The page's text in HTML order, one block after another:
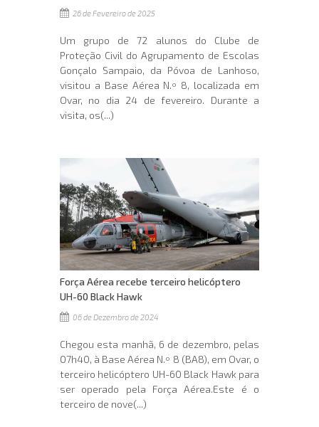
26 de Fevereiro de 2025
Um grupo de 72 alunos do Clube de
Proteção Civil do Agrupamento de Escolas
Gonçalo Sampaio, da Póvoa de Lanhoso,
visitou a Base Aérea N.º 8, localizada em
Ovar, no dia 24 de fevereiro. Durante a
visita, os(...)
Força Aérea recebe terceiro helicóptero
UH-60 Black Hawk
06 de Dezembro de 2024
Chegou esta manhã, 6 de dezembro, pelas
07h40, à Base Aérea N.º 8 (BA8), em Ovar, o
terceiro helicóptero UH-60 Black Hawk para
ser operado pela Força Aérea.Este é o
terceiro de nove(...)